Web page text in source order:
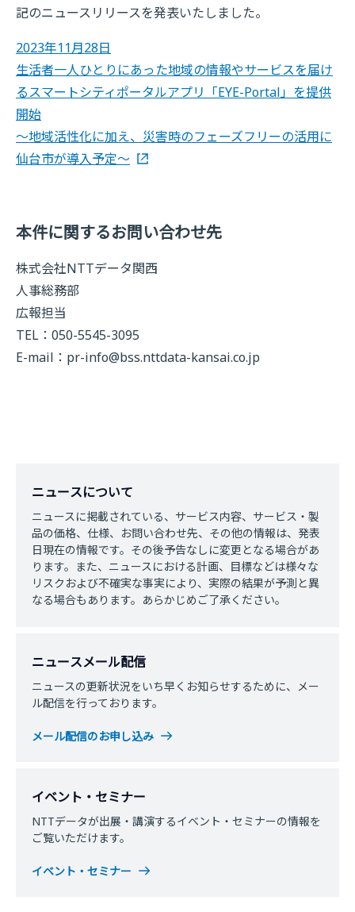
記のニュースリリースを発表いたしました。
2023年11月28日
生活者一人ひとりにあった地域の情報やサービスを届け
るスマートシティポータルアプリ「EYE-Portal」を提供
開始
～地域活性化に加え、災害時のフェーズフリーの活用に
仙台市が導入予定～
本件に関するお問い合わせ先
株式会社NTTデータ関西
人事総務部
広報担当
TEL：050-5545-3095
E-mail： pr-info@bss.nttdata-kansai.co.jp
ニュースについて
ニュースに掲載されている、サービス内容、サービス・製
品の価格、仕様、お問い合わせ先、その他の情報は、発表
日現在の情報です。その後予告なしに変更となる場合があ
ります。また、ニュースにおける計画、目標などは様々な
リスクおよび不確実な事実により、実際の結果が予測と異
なる場合もあります。あらかじめご了承ください。
ニュースメール配信
ニュースの更新状況をいち早くお知らせするために、メー
ル配信を行っております。
メール配信のお申し込み
イベント・セミナー
NTTデータが出展・講演するイベント・セミナーの情報を
ご覧いただけます。
イベント・セミナー